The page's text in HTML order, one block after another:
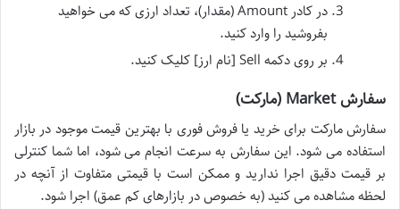
در کادر Amount (مقدار)، تعداد ارزی که می خواهید
بفروشید را وارد کنید.
بر روی دکمه Sell [نام ارز] کلیک کنید.
سفارش Market (مارکت)
سفارش مارکت برای خرید یا فروش فوری با بهترین قیمت موجود در بازار
استفاده می شود. این سفارش به سرعت انجام می شود، اما شما کنترلی
بر قیمت دقیق اجرا ندارید و ممکن است با قیمتی متفاوت از آنچه در
لحظه مشاهده می کنید (به خصوص در بازارهای کم عمق) اجرا شود.